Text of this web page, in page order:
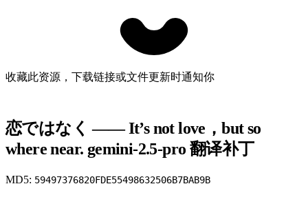
收藏此资源，下载链接或文件更新时通知你
恋ではなく ―― It’s not love，but so
where near. gemini-2.5-pro 翻译补丁
MD5: 59497376820FDE55498632506B7BAB9B